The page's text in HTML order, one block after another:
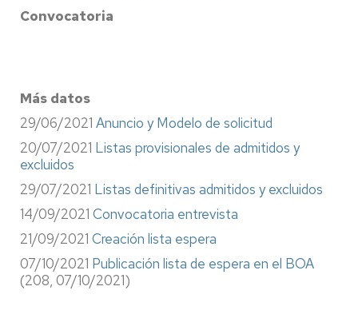
Convocatoria
Más datos
29/06/2021 Anuncio y Modelo de solicitud
20/07/2021 Listas provisionales de admitidos y
excluidos
29/07/2021 Listas definitivas admitidos y excluidos
14/09/2021 Convocatoria entrevista
21/09/2021 Creación lista espera
07/10/2021 Publicación lista de espera en el BOA
(208, 07/10/2021)